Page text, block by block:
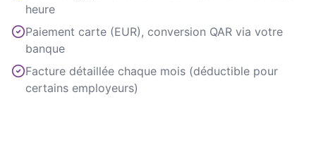
heure
Paiement carte (EUR), conversion QAR via votre
banque
Facture détaillée chaque mois (déductible pour
certains employeurs)